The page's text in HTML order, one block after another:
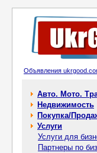
Объявления
Авто. Мото.
Недвижимость
Покупка/
Услуги
Услуги для
Партнеры по